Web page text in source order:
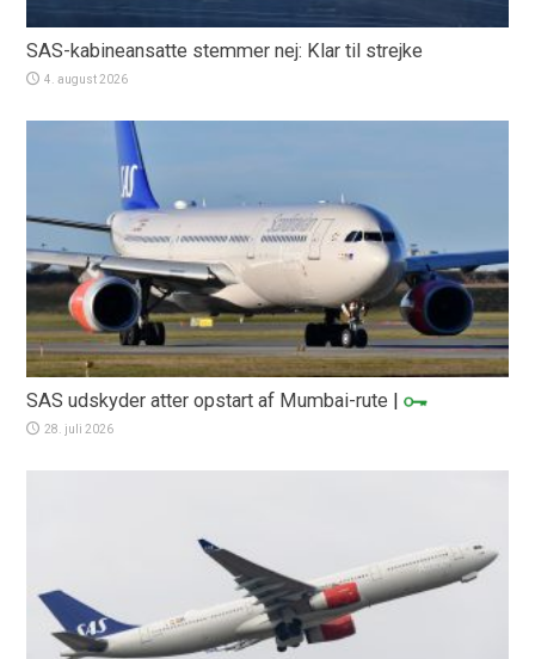
SAS-kabineansatte stemmer nej: Klar til strejke
4. august 2026
SAS udskyder atter opstart af Mumbai-rute |
28. juli 2026